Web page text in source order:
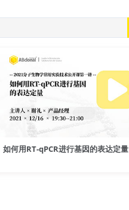
如何用RT-qPCR进行基因的表达定量